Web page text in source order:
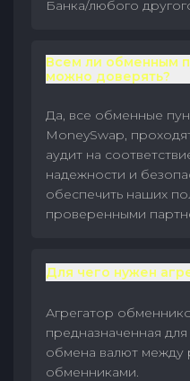
Банка/любого
Всем ли обменным
можно доверять?
Да, все обменные
MoneySwap,
аудит на
надежности и
обеспечить наших
проверенными
Для чего нужен
Агрегатор
предназначенная
обмена валют между
обменниками.